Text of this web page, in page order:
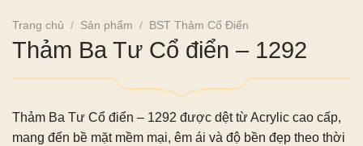
Trang chủ / Sản phẩm / BST Thảm Cổ Điển
Thảm Ba Tư Cổ điển – 1292
Thảm Ba Tư Cổ điển – 1292 được dệt từ Acrylic cao cấp,
mang đến bề mặt mềm mại, êm ái và độ bền đẹp theo thời